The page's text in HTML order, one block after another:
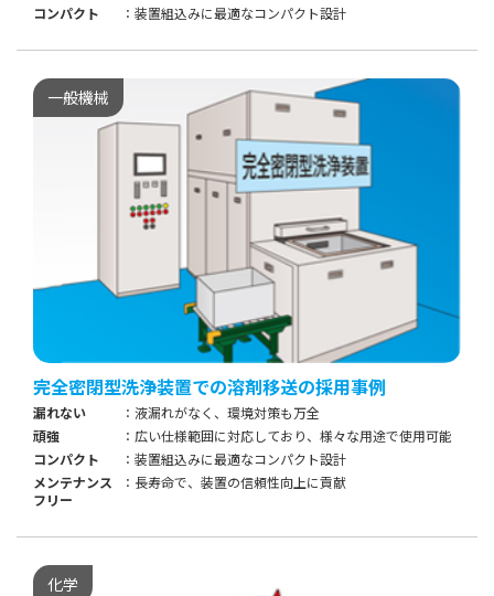
コンパクト
装置組込みに最適なコンパクト設計
一般機械
完全密閉型洗浄装置での溶剤移送の採用事例
漏れない
液漏れがなく、環境対策も万全
頑強
広い仕様範囲に対応しており、様々な用途で使用可能
コンパクト
装置組込みに最適なコンパクト設計
メンテナンス
フリー
長寿命で、装置の信頼性向上に貢献
化学